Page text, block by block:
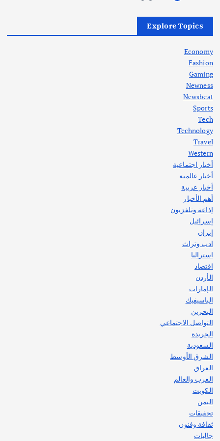
في جذور المشكلة وحلولها المستدامة
أهم الأخبار
اختتام ورشة السينوغرافيا في مدينة كلباء الاماراتية
أغسطس 3, 2026
Explore Topics
Economy
Fashion
Gaming
Newness
Newsbeat
Sports
Tech
Technology
Travel
Western
أخبار اجتماعية
أخبار عالمية
أخبار عربية
أهم الأخبار
إذاعة وتلفزيون
إسرائيل
إيران
ادب وتراث
استراليا
اقتصاد
الأردن
الإمارات
الباسيفيك
البحرين
التواصل الاجتماعي
الجريدة
السعودية
الشرق الأوسط
العراق
العرب والعالم
الكويت
اليمن
تحقيقات
ثقافة وفنون
جاليات